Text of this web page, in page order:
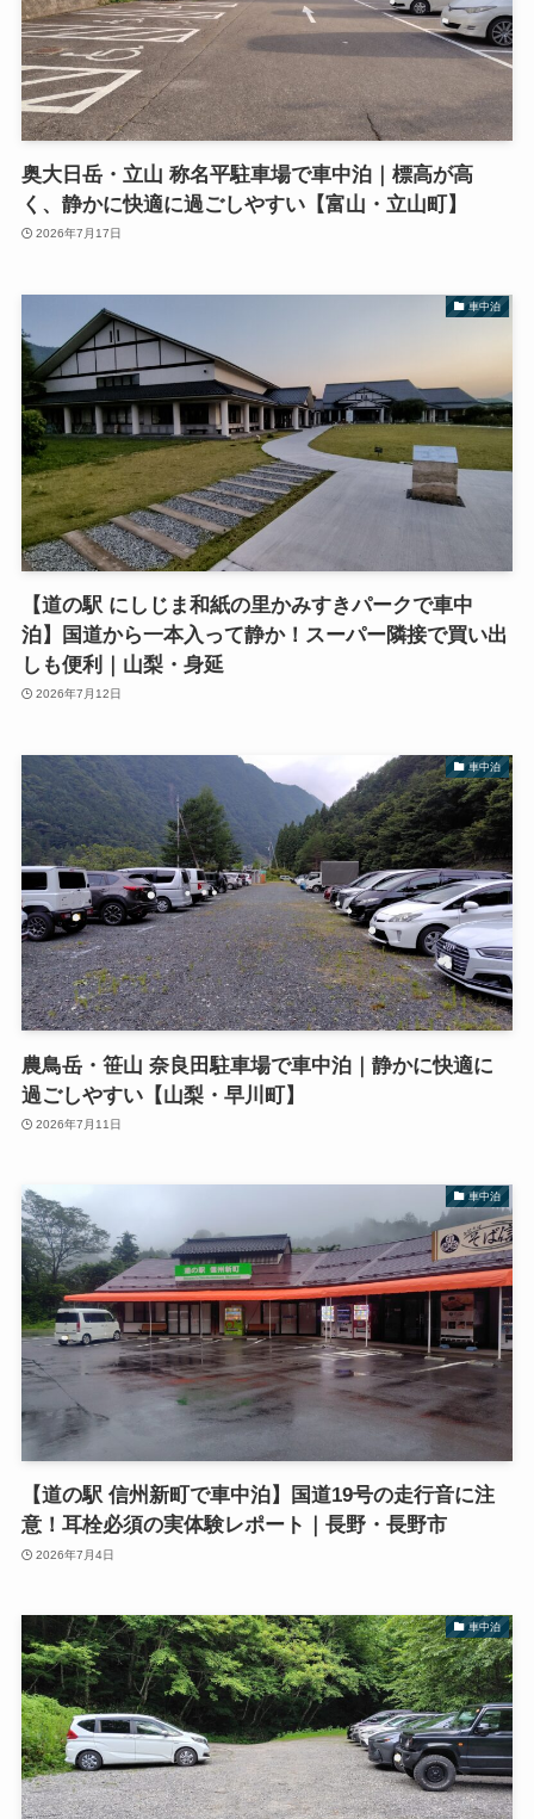
奥大日岳・立山 称名平駐車場で車中泊｜標高が高
く、静かに快適に過ごしやすい【富山・立山町】
2026年7月17日
車中泊
【道の駅 にしじま和紙の里かみすきパークで車中
泊】国道から一本入って静か！スーパー隣接で買い出
しも便利｜山梨・身延
2026年7月12日
車中泊
農鳥岳・笹山 奈良田駐車場で車中泊｜静かに快適に
過ごしやすい【山梨・早川町】
2026年7月11日
車中泊
【道の駅 信州新町で車中泊】国道19号の走行音に注
意！耳栓必須の実体験レポート｜長野・長野市
2026年7月4日
車中泊